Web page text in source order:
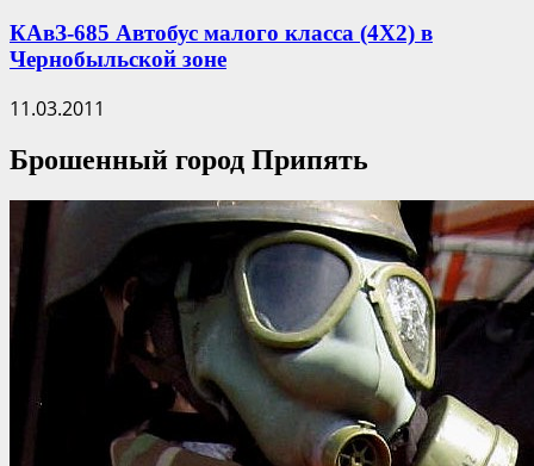
КАвЗ-685 Автобус малого класса (4Х2) в
Чернобыльской зоне
11.03.2011
Брошенный город Припять